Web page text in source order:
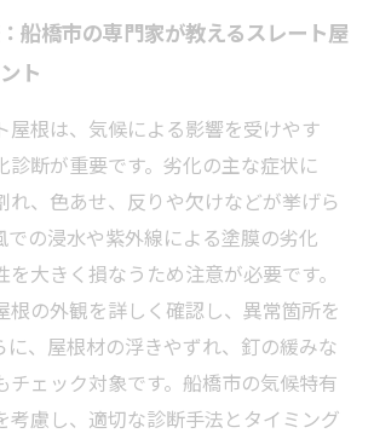
船橋市の専門家が教えるスレート屋
ト
屋根は、気候による影響を受けやす
診断が重要です。劣化の主な症状に
れ、色あせ、反りや欠けなどが挙げら
での浸水や紫外線による塗膜の劣化
大きく損なうため注意が必要です。
根の外観を詳しく確認し、異常箇所を
に、屋根材の浮きやずれ、釘の緩みな
チェック対象です。船橋市の気候特有
考慮し、適切な診断手法とタイミング